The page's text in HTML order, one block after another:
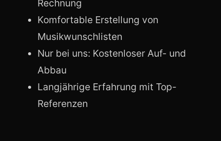
Rechnung
Komfortable Erstellung von
Musikwunschlisten
Nur bei uns: Kostenloser Auf- und
Abbau
Langjährige Erfahrung mit Top-
Referenzen